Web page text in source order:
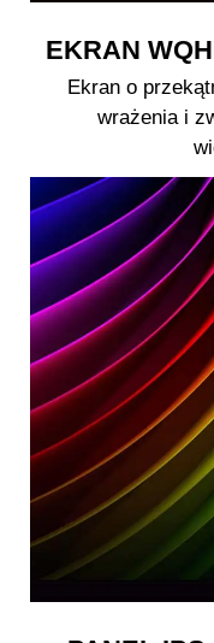
EKRAN
Ekran o
wrażenia i